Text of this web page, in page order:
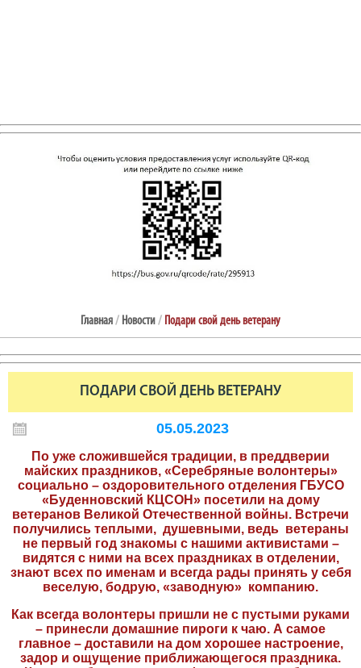
Главная/ Новости/ Подари свой день ветерану
ПОДАРИ СВОЙ ДЕНЬ ВЕТЕРАНУ
05.05.2023
По уже сложившейся традиции, в преддверии
майских праздников, «Серебряные волонтеры»
социально – оздоровительного отделения ГБУСО
«Буденновский КЦСОН» посетили на дому
ветеранов Великой Отечественной войны. Встречи
получились теплыми, душевными, ведь ветераны
не первый год знакомы с нашими активистами –
видятся с ними на всех праздниках в отделении,
знают всех по именам и всегда рады принять у себя
веселую, бодрую, «заводную» компанию.
Как всегда волонтеры пришли не с пустыми руками
– принесли домашние пироги к чаю. А самое
главное – доставили на дом хорошее настроение,
задор и ощущение приближающегося праздника.